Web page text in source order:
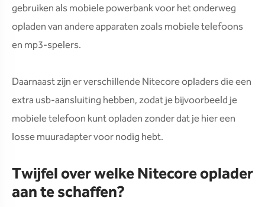
gebruiken als mobiele powerbank voor het onderweg
opladen van andere apparaten zoals mobiele telefoons
en mp3-spelers.
Daarnaast zijn er verschillende Nitecore opladers die een
extra usb-aansluiting hebben, zodat je bijvoorbeeld je
mobiele telefoon kunt opladen zonder dat je hier een
losse muuradapter voor nodig hebt.
Twijfel over welke Nitecore oplader
aan te schaffen?